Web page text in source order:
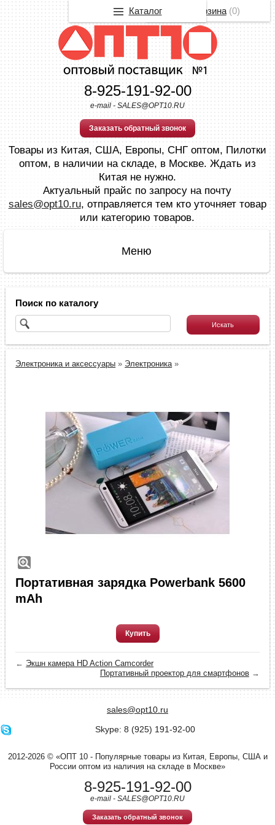
8-925-191-92-00
e-mail - SALES@OPT10.RU
Заказать обратный звонок
Товары из Китая, США, Европы, СНГ оптом, Пилотки
оптом, в наличии на складе, в Москве. Ждать из
Китая не нужно.
Актуальный прайс по запросу на почту
sales@opt10.ru, отправляется тем кто уточняет товар
или категорию товаров.
Поиск по каталогу
Электроника и аксессуары » Электроника»
Портативная зарядка Powerbank 5600
mAh
Купить
← Экшн камера HD Action Camcorder
Портативный проектор для смартфонов→
sales@opt10.ru
Skype: 8 (925) 191-92-00
2012-2026 © «ОПТ 10 - Популярные товары из Китая, Европы, США и
России оптом из наличия на складе в Москве»
8-925-191-92-00
e-mail - SALES@OPT10.RU
Заказать обратный звонок
Корзина(0)
Каталог